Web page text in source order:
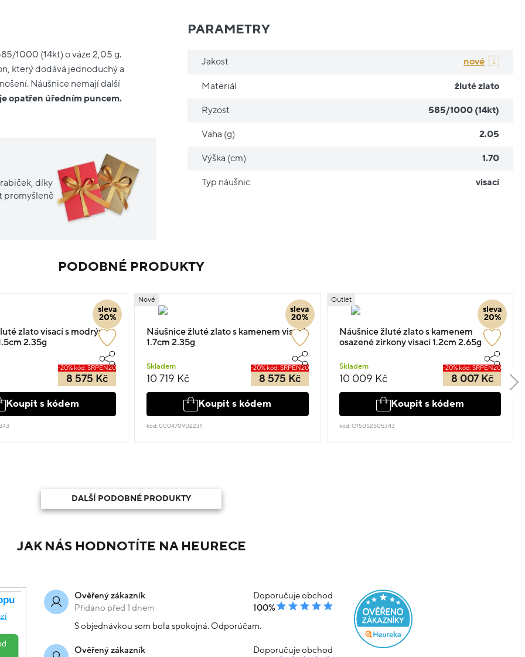
1000 (14kt) o váze 2,05 g.
který dodává jednoduchý a
Náušnice nemají další
opatřen úředním puncem.
díky
promyšleně
PARAMETRY
Jakost nové
Materiál žluté zlato
Ryzost 585/1000 (14kt)
Vaha (g) 2.05
Výška (cm) 1.70
Typ náušnic visací
PODOBNÉ PRODUKTY
sleva
20%
zlato visací s modrým
2.35g
-20% kód: SRPEN20
8 575 Kč
Koupit s kódem
sleva
20%
Nové
Náušnice žluté zlato s kamenem visací
1.7cm 2.35g
Skladem
10 719 Kč
-20% kód: SRPEN20
8 575 Kč
Koupit s kódem
kód: 000470902231
sleva
20%
Outlet
Náušnice žluté zlato s kamenem
osazené zirkony visací 1.2cm 2.65g
Skladem
10 009 Kč
-20% kód: SRPEN20
8 007 Kč
Koupit s kódem
kód: O15052505343
DALŠÍ PODOBNÉ PRODUKTY
JAK NÁS HODNOTÍTE NA HEURECE
Ověřený zákazník
Přidáno před 1 dnem
Doporučuje obchod
100%
S objednávkou som bola spokojná. Odporúčam.
Ověřený zákazník
Doporučuje obchod